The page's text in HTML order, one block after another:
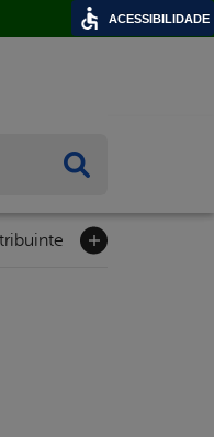
ACESSIBILIDADE